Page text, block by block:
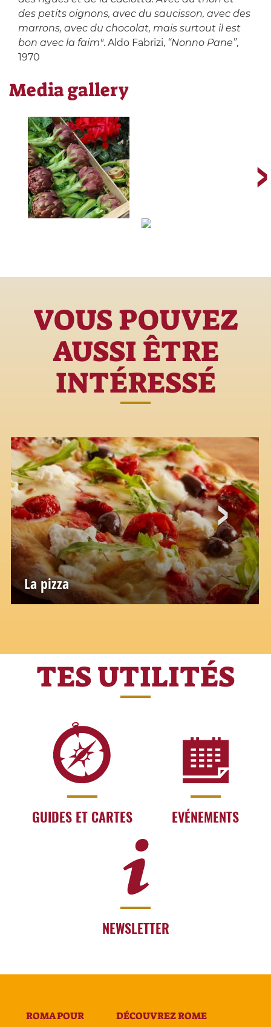
des petits oignons, avec du saucisson, avec des
marrons, avec du chocolat, mais surtout il est
bon avec la faim". Aldo Fabrizi, “Nonno Pane”,
1970
Media gallery
VOUS POUVEZ
AUSSI ÊTRE
INTÉRESSÉ
La pizza
TES UTILITÉS
GUIDES ET CARTES EVÉNEMENTS
NEWSLETTER
ROMA POUR DÉCOUVREZ ROME